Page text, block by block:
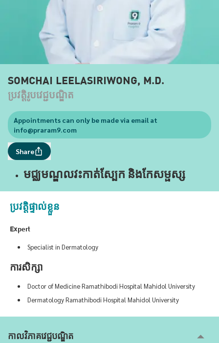
SOMCHAI LEELASIRIWONG, M.D.
ប្រវត្តិរូបវេជ្ជបណ្ឌិត
Appointments can only be made via email at
info@praram9.com
Share
មជ្ឈមណ្ឌលវះកាត់ស្បែក និងកែសម្ផស្ស
ប្រវត្តិផ្ទាល់ខ្លួន
Expert
Specialist in Dermatology
ការសិក្សា
Doctor of Medicine Ramathibodi Hospital Mahidol University
Dermatology Ramathibodi Hospital Mahidol University
កាលវិភាគវេជ្ជបណ្ឌិត